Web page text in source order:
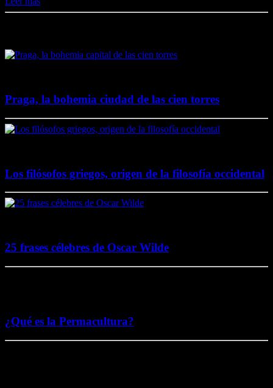
Praga, la bohemia ciudad de las cien torres
Los filósofos griegos, origen de la filosofía occidental
25 frases célebres de Oscar Wilde
¿Qué es la Permacultura?